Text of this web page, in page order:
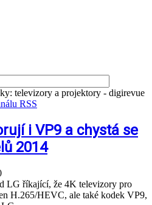
televizory a projektory - digirevue
RSS
i VP9 a chystá se
2014
LG říkající, že 4K televizory pro
H.265/HEVC, ale také kodek VP9,